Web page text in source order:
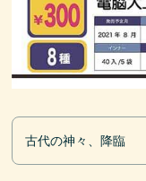
古代の神々、降臨